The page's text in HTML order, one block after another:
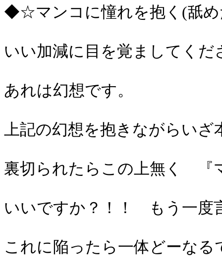
◆☆マンコに憧れを抱く(舐
いい加減に目を覚ましてく
あれは幻想です。
上記の幻想を抱きながらい
裏切られたらこの上無く
いいですか？！！ もう一度
これに陥ったら一体どーな